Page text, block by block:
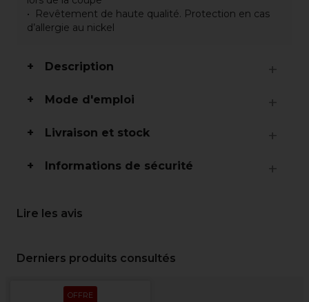
Revêtement de haute qualité. Protection en cas
d’allergie au nickel
Description
Mode d'emploi
Livraison et stock
Informations de sécurité
Lire les avis
Derniers produits consultés
OFFRE